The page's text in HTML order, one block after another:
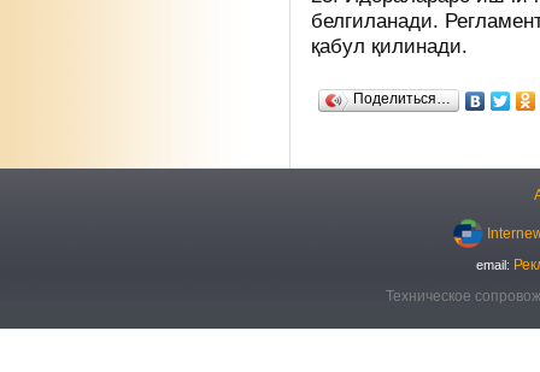
белгиланади.
қабул қилинади.
Поделиться…
email:
Техническое